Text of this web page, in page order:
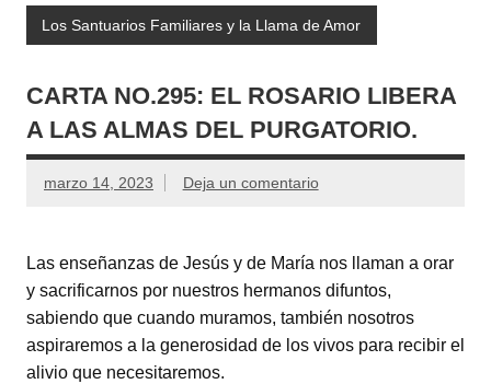
Los Santuarios Familiares y la Llama de Amor
CARTA NO.295: EL ROSARIO LIBERA
A LAS ALMAS DEL PURGATORIO.
marzo 14, 2023 Deja un comentario
Las enseñanzas de Jesús y de María nos llaman a orar
y sacrificarnos por nuestros hermanos difuntos,
sabiendo que cuando muramos, también nosotros
aspiraremos a la generosidad de los vivos para recibir el
alivio que necesitaremos.